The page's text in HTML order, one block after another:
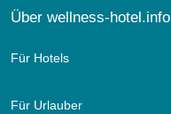
Über wellness-hotel.info
Für Hotels
Für Urlauber